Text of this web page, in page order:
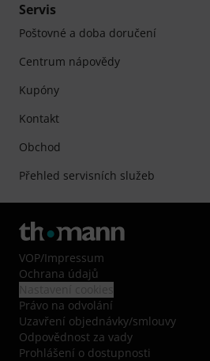
Servis
Poštovné a doba doručení
Centrum nápovědy
Kupóny
Kontakt
Obchod
Přehled servisních služeb
VOP/Impressum
Ochrana údajů
Právo na odvolání
Uzavření objednávky/smlouvy
Odpovědnost za vady
Prohlášení o dostupnosti